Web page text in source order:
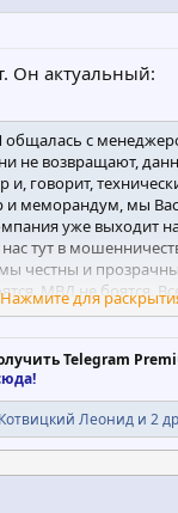
Он актуальный:
общалась с
не возвращают,
и, говорит,
и меморандум, мы
уже выходит
тут в
честны и
МВД не боятся.
на нас столько уже
все таки
за счет наивных
Ховратова,
обеспечивают
чтоб они на
Нажмите для
Telegram
Котвицкий Леонид и 2